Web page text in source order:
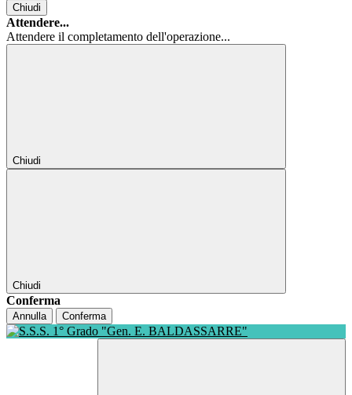
Chiudi
Attendere...
Attendere il completamento dell'operazione...
Chiudi
Chiudi
Conferma
Annulla Conferma